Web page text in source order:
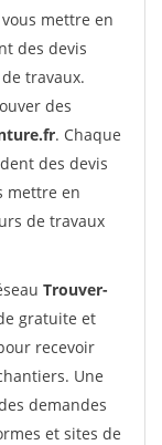
mettre en
des devis
travaux.
des
. Chaque
des devis
mettre en
de travaux
Trouver-
gratuite et
recevoir
Une
demandes
et sites de